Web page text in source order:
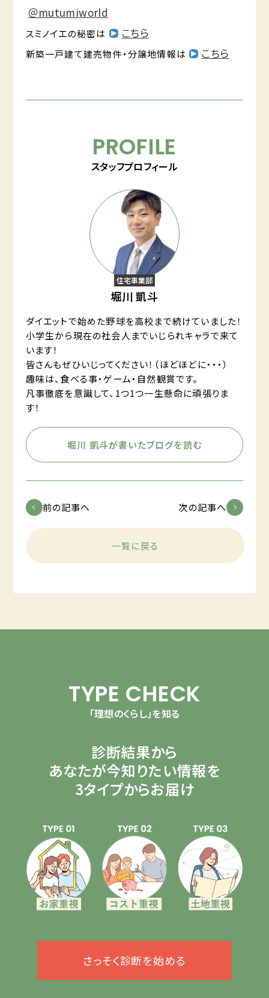
＠mutumiworld
スミノイエの秘密は こちら
新築一戸建て建売物件・分譲地情報は こちら
PROFILE
スタッフプロフィール
住宅事業部
堀川 凱斗
ダイエットで始めた野球を高校まで続けていました！
小学生から現在の社会人までいじられキャラで来て
います！
皆さんもぜひいじってください！（ほどほどに・・・）
趣味は、食べる事・ゲーム・自然観賞です。
凡事徹底を意識して、1つ1つ一生懸命に頑張りま
す！
堀川 凱斗が書いたブログを読む
前の記事へ 次の記事へ
一覧に戻る
TYPE CHECK
「理想のくらし」を知る
診断結果から
あなたが今知りたい情報を
3タイプからお届け
さっそく診断を始める